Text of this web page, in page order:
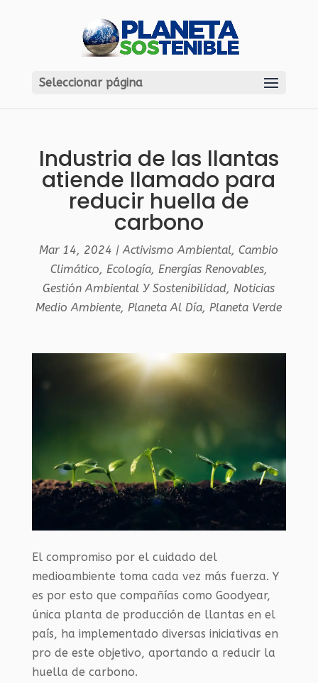
Seleccionar página
Industria de las llantas
atiende llamado para
reducir huella de
carbono
Mar 14, 2024 |Activismo Ambiental,Cambio
Climático, Ecología, Energías Renovables,
Gestión Ambiental Y Sostenibilidad,Noticias
Medio Ambiente,Planeta Al Día,Planeta Verde
El compromiso por el cuidado del
medioambiente toma cada vez más fuerza. Y
es por esto que compañías como Goodyear,
única planta de producción de llantas en el
país, ha implementado diversas iniciativas en
pro de este objetivo, aportando a reducir la
huella de carbono.